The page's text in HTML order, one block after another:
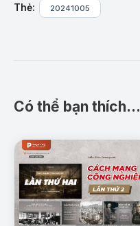
Thẻ: 20241005
Có thể bạn thích…